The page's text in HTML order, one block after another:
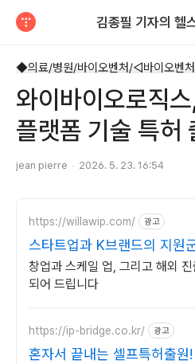
김종필 기자의 헬
와이바이오로직스
플랫폼 기술 특허
jean pierre 2026. 5. 23. 16:54
https://willawip.com/ 광고
스타트업과 K브랜드의 지원
창업과 스케일 업, 그리고 해외
되어 드립니다
https://ip-bridge.co.kr/ 광고
혼자서 끝내는 셀프특허출원